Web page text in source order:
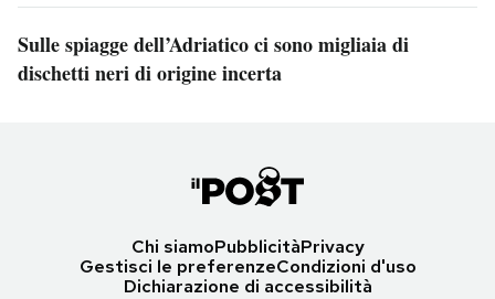
Sulle spiagge dell’Adriatico ci sono migliaia di
dischetti neri di origine incerta
Chi siamoPubblicitàPrivacy
Gestisci le preferenzeCondizioni d'uso
Dichiarazione di accessibilità